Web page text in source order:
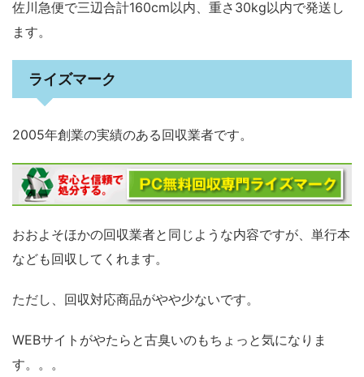
佐川急便で三辺合計160cm以内、重さ30kg以内で発送し
ます。
ライズマーク
2005年創業の実績のある回収業者です。
おおよそほかの回収業者と同じような内容ですが、単行本
なども回収してくれます。
ただし、回収対応商品がやや少ないです。
WEBサイトがやたらと古臭いのもちょっと気になりま
す。。。